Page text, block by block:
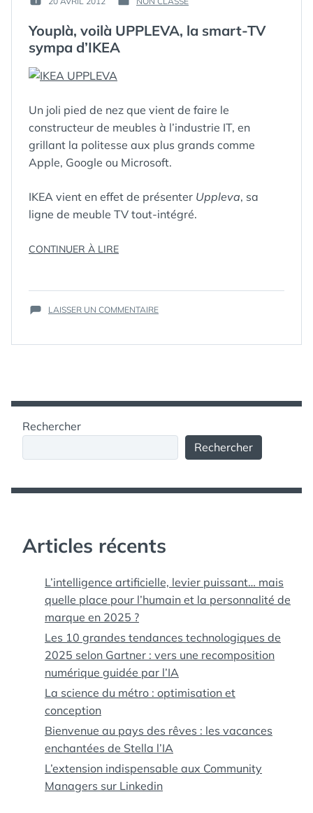
PUBLIÉ
PUBLIÉ
Youplà, voilà UPPLEVA, la smart-TV
sympa d’IKEA
Un joli pied de nez que vient de faire le
constructeur de meubles à l’industrie IT, en
grillant la politesse aux plus grands comme
Apple, Google ou Microsoft.
IKEA vient en effet de présenter Uppleva, sa
ligne de meuble TV tout-intégré.
CONTINUER À LIRE« YOUPLÀ,
LA
SMART-
,
FURNITURE,
RADIO,
LAISSER UN COMMENTAIRESUR
UPPLEVA,
SYMPA
Rechercher
Rechercher
Articles récents
L’intelligence artificielle, levier puissant… mais
quelle place pour l’humain et la personnalité de
marque en 2025 ?
Les 10 grandes tendances technologiques de
2025 selon Gartner : vers une recomposition
numérique guidée par l’IA
La science du métro : optimisation et
conception
Bienvenue au pays des rêves : les vacances
enchantées de Stella l’IA
L’extension indispensable aux Community
Managers sur Linkedin